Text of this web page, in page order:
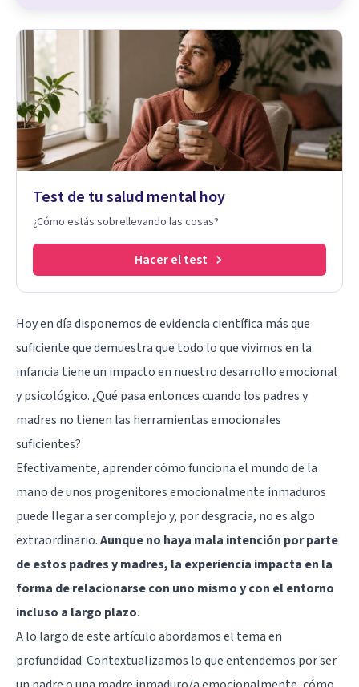
Test de tu salud mental hoy
¿Cómo estás sobrellevando las cosas?
Hacer el test
Hoy en día disponemos de evidencia científica más que
suficiente que demuestra que todo lo que vivimos en la
infancia tiene un impacto en nuestro desarrollo emocional
y psicológico. ¿Qué pasa entonces cuando los padres y
madres no tienen las herramientas emocionales
suficientes?
Efectivamente, aprender cómo funciona el mundo de la
mano de unos progenitores emocionalmente inmaduros
puede llegar a ser complejo y, por desgracia, no es algo
extraordinario.Aunque no haya mala intención por parte
de estos padres y madres, la experiencia impacta en la
forma de relacionarse con uno mismo y con el entorno
incluso a largo plazo.
A lo largo de este artículo abordamos el tema en
profundidad. Contextualizamos lo que entendemos por ser